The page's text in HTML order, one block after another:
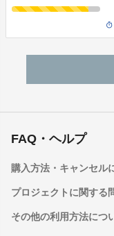
受けいたします。
商品到着後14日以内に
内のある返送先へご返
《不良品の取扱条件》
商品到着後は必ず内容
内容確認後、出品者よ
キャンセルについて
決済完了後の返金は一
FAQ・ヘルプ
購入方法・キャンセル
プロジェクトに関する
その他の利用方法につ